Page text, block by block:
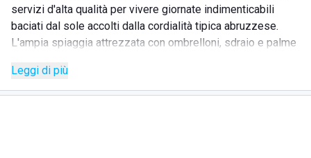
servizi d'alta qualità per vivere giornate indimenticabili
baciati dal sole accolti dalla cordialità tipica abruzzese.
L'ampia spiaggia attrezzata con ombrelloni, sdraio e palme
spuntini e aperitivi serviti dal chioschetto dello
stabilimento.
Leggi di più